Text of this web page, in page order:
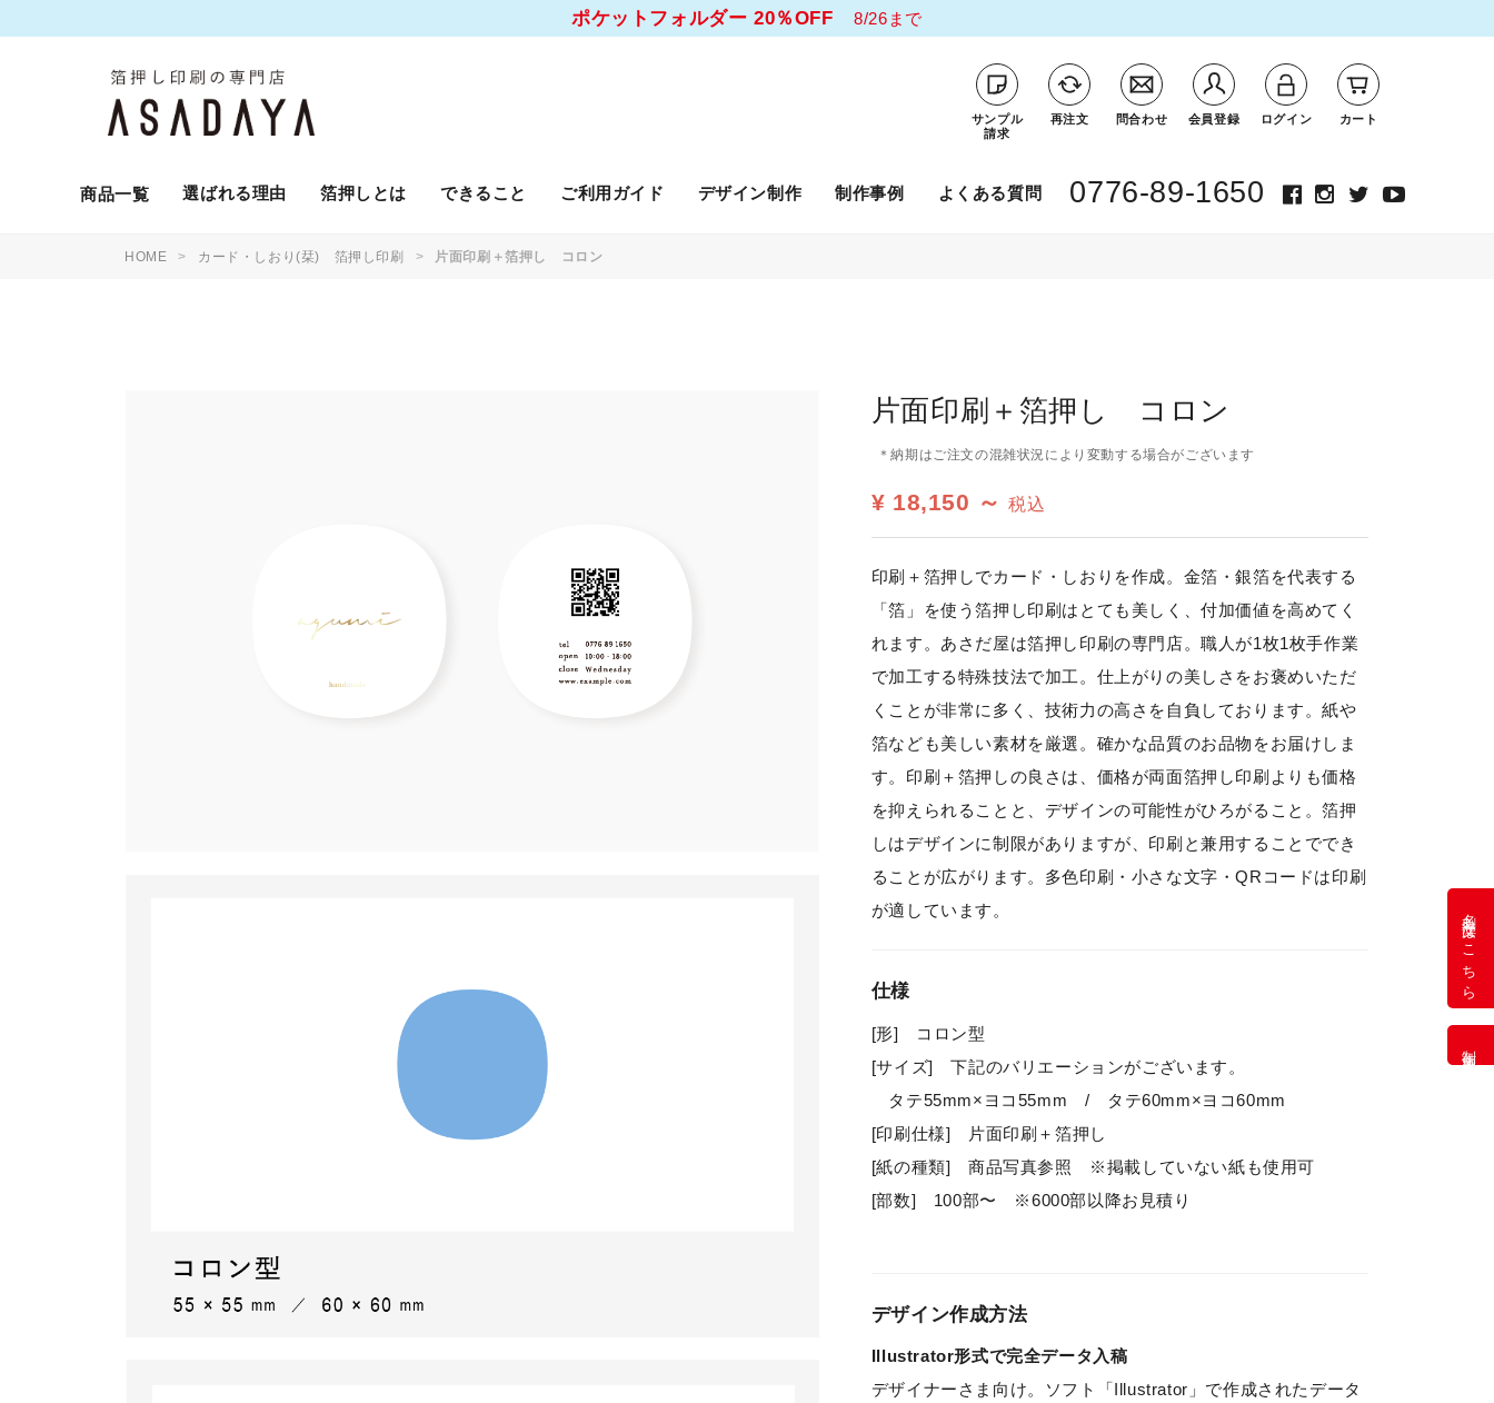
ポケットフォルダー 20％OFF 8/26まで
サンプル
請求
再注文 問合わせ 会員登録 ログイン カート
商品一覧 選ばれる理由 箔押しとは できること ご利用ガイド デザイン制作 制作事例 よくある質問 0776-89-1650
HOME カード・しおり(栞) 箔押し印刷 片面印刷＋箔押し コロン
片面印刷＋箔押し コロン
＊納期はご注文の混雑状況により変動する場合がございます
¥ 18,150 ～税込
印刷＋箔押しでカード・しおりを作成。金箔・銀箔を代表する
「箔」を使う箔押し印刷はとても美しく、付加価値を高めてく
れます。あさだ屋は箔押し印刷の専門店。職人が1枚1枚手作業
で加工する特殊技法で加工。仕上がりの美しさをお褒めいただ
くことが非常に多く、技術力の高さを自負しております。紙や
箔なども美しい素材を厳選。確かな品質のお品物をお届けしま
す。印刷＋箔押しの良さは、価格が両面箔押し印刷よりも価格
を抑えられることと、デザインの可能性がひろがること。箔押
しはデザインに制限がありますが、印刷と兼用することででき
ることが広がります。多色印刷・小さな文字・QRコードは印刷
が適しています。
仕様
[形] コロン型
[サイズ] 下記のバリエーションがございます。
タテ55mm×ヨコ55mm / タテ60mm×ヨコ60mm
[印刷仕様] 片面印刷＋箔押し
[紙の種類] 商品写真参照 ※掲載していない紙も使用可
[部数] 100部〜 ※6000部以降お見積り
デザイン作成方法
Illustrator形式で完全データ入稿
デザイナーさま向け。ソフト「Illustrator」で作成されたデータ
名刺注文はこちら